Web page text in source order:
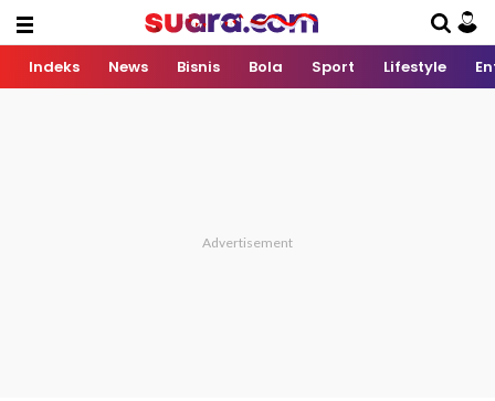
Indeks News Bisnis Bola Sport Lifestyle